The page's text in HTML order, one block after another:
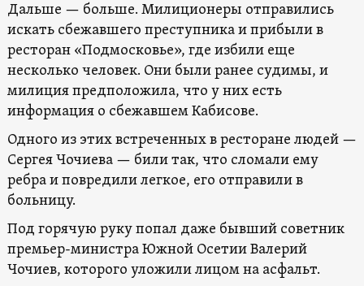
Дальше — больше. Милиционеры отправились
искать сбежавшего преступника и прибыли в
ресторан «Подмосковье», где избили еще
несколько человек. Они были ранее судимы, и
милиция предположила, что у них есть
информация о сбежавшем Кабисове.
Одного из этих встреченных в ресторане людей —
Сергея Чочиева — били так, что сломали ему
ребра и повредили легкое, его отправили в
больницу.
Под горячую руку попал даже бывший советник
премьер-министра Южной Осетии Валерий
Чочиев, которого уложили лицом на асфальт.